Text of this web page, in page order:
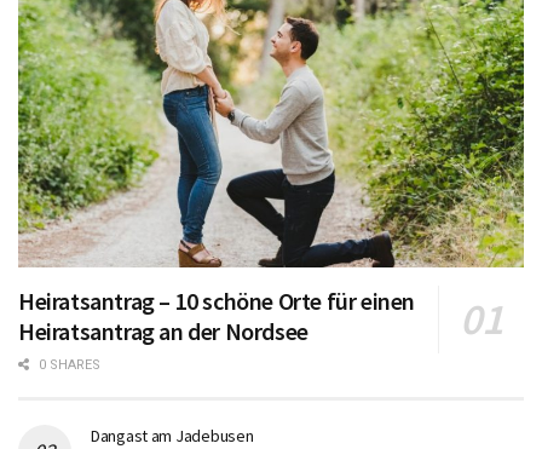
Heiratsantrag – 10 schöne Orte für einen
Heiratsantrag an der Nordsee
0 SHARES
Dangast am Jadebusen